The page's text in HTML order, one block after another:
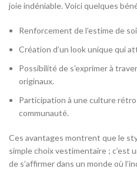
joie indéniable. Voici quelques
Renforcement de l’estime de
Création d’un look unique qui
Possibilité de s’exprimer à
originaux.
Participation à une culture
communauté.
Ces avantages montrent que le
simple choix vestimentaire ; c’est
de s’affirmer dans un monde où